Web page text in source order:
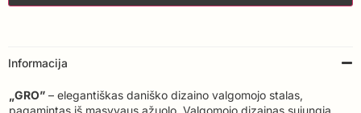
Informacija
„GRO” – elegantiškas daniško dizaino valgomojo stalas,